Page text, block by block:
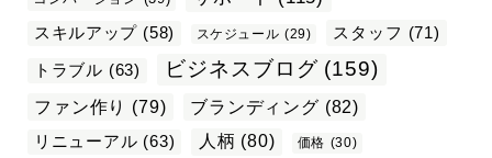
スキルアップ (58) スケジュール (29) スタッフ (71)
トラブル (63) ビジネスブログ (159)
ファン作り (79) ブランディング (82)
リニューアル (63) 人柄 (80) 価格 (30)